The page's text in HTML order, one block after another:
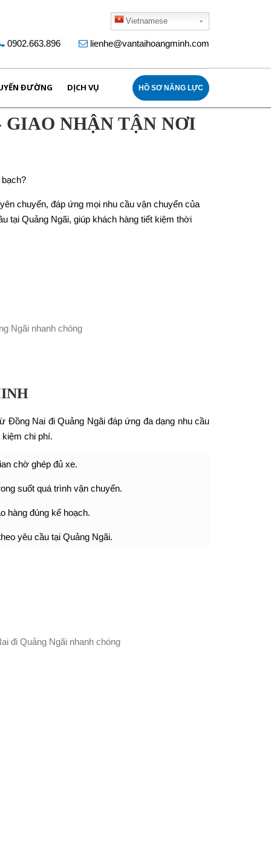
Vietnamese
0902.663.896 lienhe@vantaihoangminh.com
ĐƯỜNG DỊCH VỤ HỒ SƠ NĂNG LỰC
NHẬN TẬN NƠI
chuyến, đáp ứng mọi nhu cầu vận chuyển của
tại Quảng Ngãi, giúp khách hàng tiết kiệm thời
Đồng Nai đi Quảng Ngãi đáp ứng đa dạng nhu cầu
chi phí.
chờ ghép đủ xe.
suốt quá trình vận chuyển.
hàng đúng kế hoạch.
yêu cầu tại Quảng Ngãi.